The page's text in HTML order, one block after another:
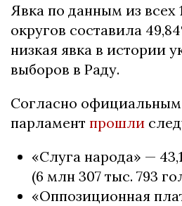
Явка по данным из всех
округов составила
низкая явка в истории
выборов в Раду.
Согласно
парламент прошли
«Слуга народа» —
(6 млн 307 тыс. 793
«Оппозиционная